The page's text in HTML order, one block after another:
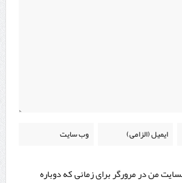
من در مرورگر برای زمانی که دوباره